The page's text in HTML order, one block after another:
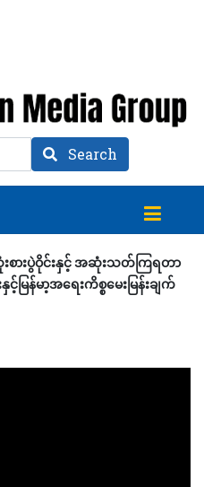
Search
းစားပွဲဝိုင်းနှင့် အဆုံးသတ်ကြရတာ
မြန်မာ့အရေးကိစ္စမေးမြန်းချက်